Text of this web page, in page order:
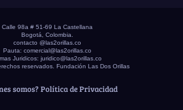
Calle 98a # 51-69 La Castellana
Bogotá, Colombia.
contacto @las2orillas.co
Pauta: comercial@las2orillas.co
Juridicos: juridico@las2orillas.co
reservados. Fundación Las Dos Orillas
somos? Política de Privacidad